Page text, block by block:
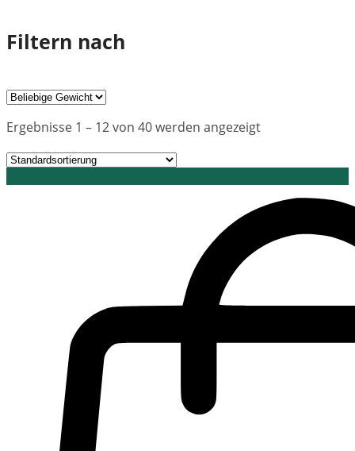
Filtern nach
Ergebnisse 1 – 12 von 40 werden angezeigt